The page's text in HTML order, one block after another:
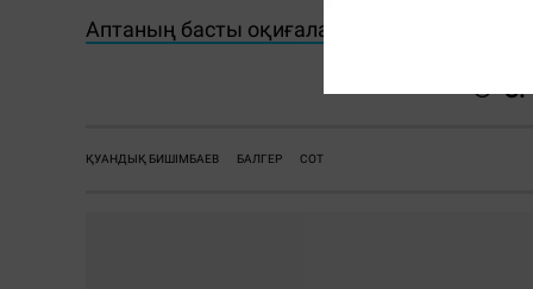
Аптаның басты оқиғалары мен пайдалы
С.
ҚУАНДЫҚ БИШІМБАЕВ БАЛГЕР СОТ